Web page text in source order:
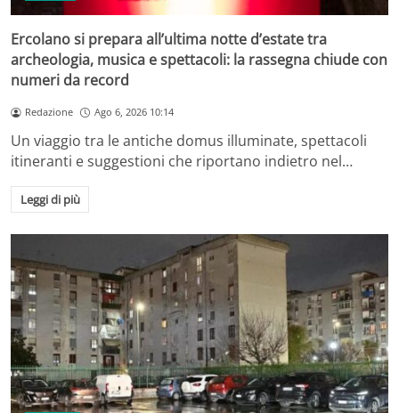
Ercolano si prepara all’ultima notte d’estate tra
archeologia, musica e spettacoli: la rassegna chiude con
numeri da record
Redazione Ago 6, 2026 10:14
Un viaggio tra le antiche domus illuminate, spettacoli
itineranti e suggestioni che riportano indietro nel…
Leggi di più